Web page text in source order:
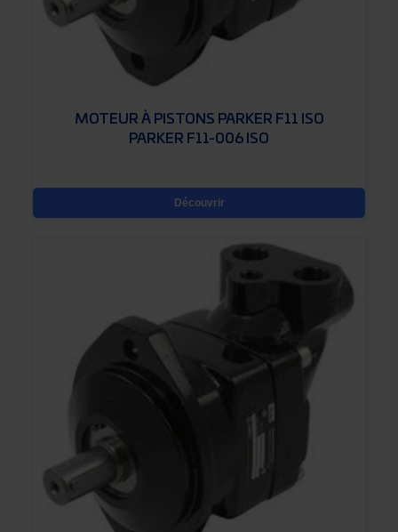
MOTEUR À PISTONS PARKER F11 ISO
PARKER F11-006 ISO
Découvrir